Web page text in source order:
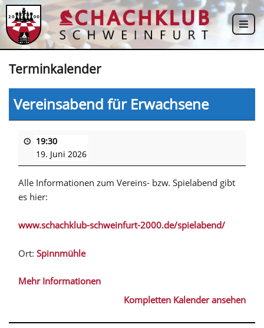
Zum
Inhalt
Terminkalender
Vereinsabend für Erwachsene
19:30
19. Juni 2026
Alle Informationen zum Vereins- bzw. Spielabend gibt
es hier:
www.schachklub-schweinfurt-2000.de/spielabend/
Ort: Spinnmühle
Mehr Informationen
Kompletten Kalender ansehen